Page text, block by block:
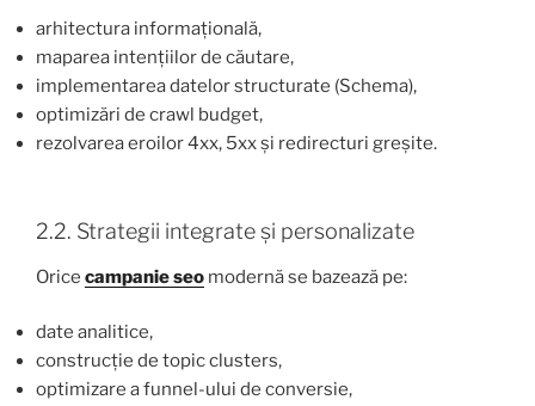
arhitectura informațională,
maparea intențiilor de căutare,
implementarea datelor structurate (Schema),
optimizări de crawl budget,
rezolvarea eroilor 4xx, 5xx și redirecturi greșite.
2.2. Strategii integrate și personalizate
Orice campanie seo modernă se bazează pe:
date analitice,
construcție de topic clusters,
optimizare a funnel-ului de conversie,